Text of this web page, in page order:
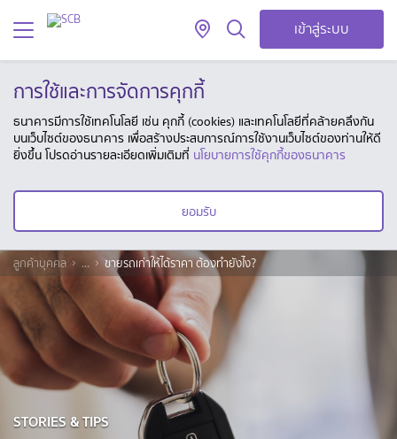
เข้าสู่ระบบ
การใช้และการจัดการคุกกี้
ธนาคารมีการใช้เทคโนโลยี เช่น คุกกี้ (cookies) และเทคโนโลยีที่คล้ายคลึงกัน
บนเว็บไซต์ของธนาคาร เพื่อสร้างประสบการณ์การใช้งานเว็บไซต์ของท่านให้ดี
ยิ่งขึ้น โปรดอ่านรายละเอียดเพิ่มเติมที่ นโยบายการใช้คุกกี้ของธนาคาร
ยอมรับ
ลูกค้าบุคคล ... ขายรถเก่าให้ได้ราคา ต้องทำยังไง?
STORIES & TIPS